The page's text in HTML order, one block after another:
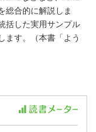
総合的に解説しま
括した実用サンプル
ます。（本書「よう